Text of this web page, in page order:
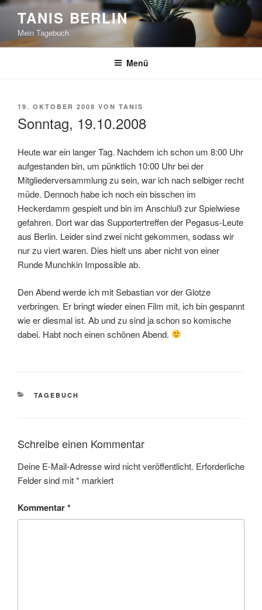
Zum
springen
TANIS BERLIN
Mein Tagebuch
Menü
VERÖFFENTLICHT
19. OKTOBER 2008 VON TANIS
Sonntag, 19.10.2008
Heute war ein langer Tag. Nachdem ich schon um 8:00 Uhr
aufgestanden bin, um pünktlich 10:00 Uhr bei der
Mitgliederversammlung zu sein, war ich nach selbiger recht
müde. Dennoch habe ich noch ein bisschen im
Heckerdamm gespielt und bin im Anschluß zur Spielwiese
gefahren. Dort war das Supportertreffen der Pegasus-Leute
aus Berlin. Leider sind zwei nicht gekommen, sodass wir
nur zu viert waren. Dies hielt uns aber nicht von einer
Runde Munchkin Impossible ab.
Den Abend werde ich mit Sebastian vor der Glotze
verbringen. Er bringt wieder einen Film mit, ich bin gespannt
wie er diesmal ist. Ab und zu sind ja schon so komische
dabei. Habt noch einen schönen Abend.
KATEGORIEN
TAGEBUCH
Schreibe einen Kommentar
Deine E-Mail-Adresse wird nicht veröffentlicht. Erforderliche
Felder sind mit* markiert
Kommentar*